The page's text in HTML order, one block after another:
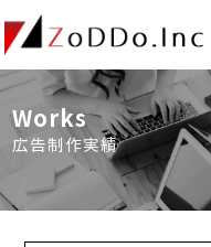
Works
広告制作実績